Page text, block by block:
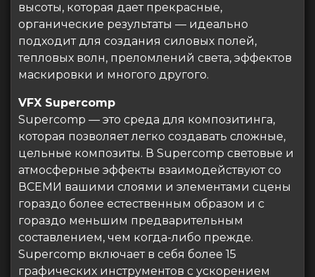
высоты, которая дает прекрасные,
органические результаты — идеально
подходит для создания силовых полей,
тепловых волн, преломлений света, эффектов
маскировки и многого другого.
VFX Supercomp
Supercomp — это среда для композитинга,
которая позволяет легко создавать сложные,
цельные композиты. В Supercomp световые и
атмосферные эффекты взаимодействуют со
ВСЕМИ вашими слоями и элементами сцены
гораздо более естественным образом и с
гораздо меньшим предварительным
составлением, чем когда-либо прежде.
Supercomp включает в себя более 15
графических инструментов с ускорением